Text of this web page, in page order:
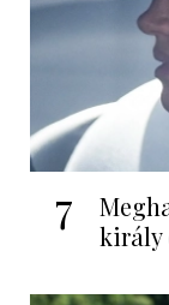
7
király